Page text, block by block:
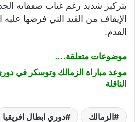
بتركيز شديد رغم غياب صفقاته
الإيقاف من القيد التي فرضها عليه
القدم.
موضوعات متعلقة….
موعد مباراة الزمالك وتوسكر في
الناقلة
الزمالك دوري ابطال افريقيا